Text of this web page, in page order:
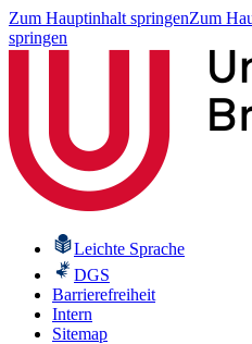
Zum Hauptinhalt springenZum
springen
Leichte Sprache
DGS
Barrierefreiheit
Intern
Sitemap